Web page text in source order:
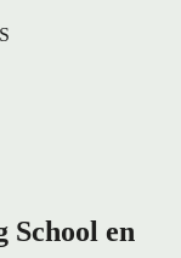
School en